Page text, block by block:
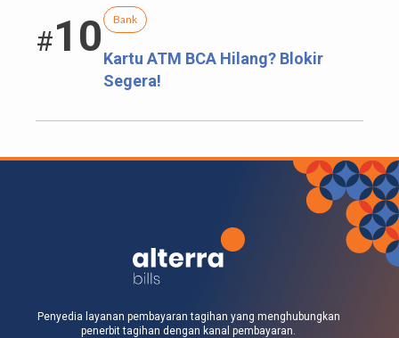
#10 Bank
Kartu ATM BCA Hilang? Blokir
Segera!
Penyedia layanan pembayaran tagihan yang menghubungkan
penerbit tagihan dengan kanal pembayaran.